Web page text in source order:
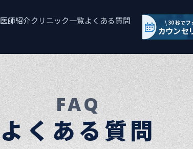
医師紹介クリニック一覧よくある質問
FAQ
よくある質問